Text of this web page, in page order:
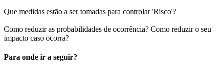
Que medidas estão a ser tomadas para controlar 'Risco'?
Como reduzir as probabilidades de ocorrência? Como reduzir o seu
impacto caso ocorra?
Para onde ir a seguir?